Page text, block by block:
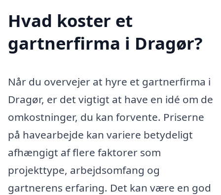
Hvad koster et
gartnerfirma i Dragør?
Når du overvejer at hyre et gartnerfirma i
Dragør, er det vigtigt at have en idé om de
omkostninger, du kan forvente. Priserne
på havearbejde kan variere betydeligt
afhængigt af flere faktorer som
projekttype, arbejdsomfang og
gartnerens erfaring. Det kan være en god